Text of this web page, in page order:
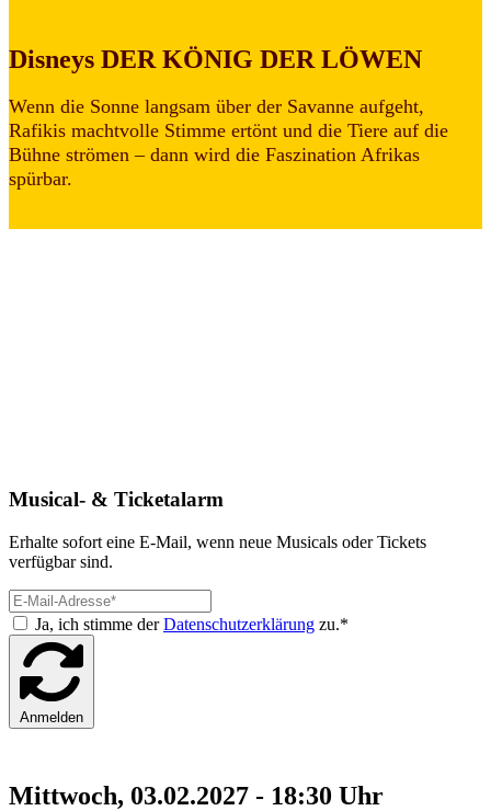
Disneys DER KÖNIG DER LÖWEN
Wenn die Sonne langsam über der Savanne aufgeht,
Rafikis machtvolle Stimme ertönt und die Tiere auf die
Bühne strömen – dann wird die Faszination Afrikas
spürbar.
Musical- & Ticketalarm
Erhalte sofort eine E-Mail, wenn neue Musicals oder Tickets
verfügbar sind.
Ja, ich stimme derDatenschutzerklärung zu.*
Anmelden
Mittwoch, 03.02.2027 - 18:30 Uhr